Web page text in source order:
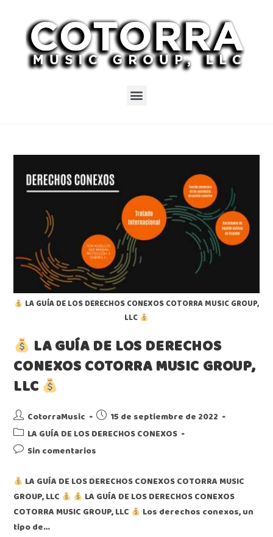
LA GUÍA DE LOS DERECHOS CONEXOS COTORRA MUSIC GROUP,
LLC
LA GUÍA DE LOS DERECHOS
CONEXOS COTORRA MUSIC GROUP,
LLC
CotorraMusic
15 de septiembre de 2022
LA GUÍA DE LOS DERECHOS CONEXOS
Sin comentarios
LA GUÍA DE LOS DERECHOS CONEXOS COTORRA MUSIC
GROUP, LLC
LA GUÍA DE LOS DERECHOS CONEXOS
COTORRA MUSIC GROUP, LLC
Los derechos conexos, un
tipo de…